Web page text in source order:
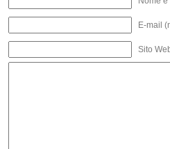
E-mail
Sito